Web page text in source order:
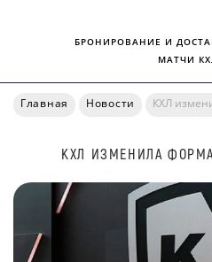
БРОНИРОВАНИЕ И
МАТЧИ
Главная Новости КХЛ
КХЛ ИЗМЕНИЛА